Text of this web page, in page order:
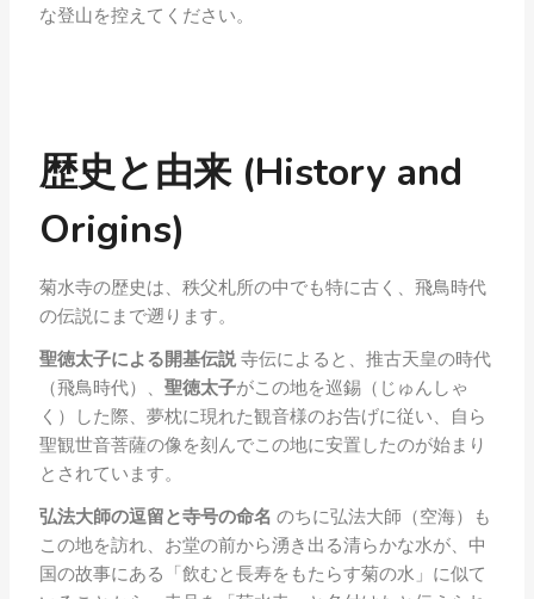
な登山を控えてください。
歴史と由来 (History and
Origins)
菊水寺の歴史は、秩父札所の中でも特に古く、飛鳥時代
の伝説にまで遡ります。
聖徳太子による開基伝説 寺伝によると、推古天皇の時代
（飛鳥時代）、 聖徳太子がこの地を巡錫（じゅんしゃ
く）した際、夢枕に現れた観音様のお告げに従い、自ら
聖観世音菩薩の像を刻んでこの地に安置したのが始まり
とされています。
弘法大師の逗留と寺号の命名 のちに弘法大師（空海）も
この地を訪れ、お堂の前から湧き出る清らかな水が、中
国の故事にある「飲むと長寿をもたらす菊の水」に似て